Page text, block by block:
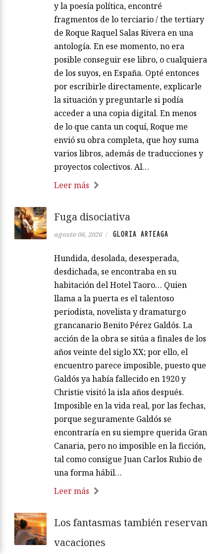
y la poesía política, encontré
fragmentos de lo terciario / the tertiary
de Roque Raquel Salas Rivera en una
antología. En ese momento, no era
posible conseguir ese libro, o cualquiera
de los suyos, en España. Opté entonces
por escribirle directamente, explicarle
la situación y preguntarle si podía
acceder a una copia digital. En menos
de lo que canta un coquí, Roque me
envió su obra completa, que hoy suma
varios libros, además de traducciones y
proyectos colectivos. Al…
Leer más
Fuga disociativa
agosto 06, 2026 / GLORIA ARTEAGA
Hundida, desolada, desesperada,
desdichada, se encontraba en su
habitación del Hotel Taoro… Quien
llama a la puerta es el talentoso
periodista, novelista y dramaturgo
grancanario Benito Pérez Galdós. La
acción de la obra se sitúa a finales de los
años veinte del siglo XX; por ello, el
encuentro parece imposible, puesto que
Galdós ya había fallecido en 1920 y
Christie visitó la isla años después.
Imposible en la vida real, por las fechas,
porque seguramente Galdós se
encontraría en su siempre querida Gran
Canaria, pero no imposible en la ficción,
tal como consigue Juan Carlos Rubio de
una forma hábil…
Leer más
Los fantasmas también reservan
vacaciones